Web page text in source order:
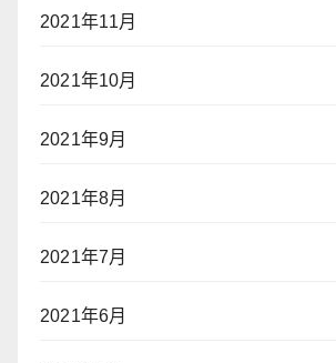
2021年11月
2021年10月
2021年9月
2021年8月
2021年7月
2021年6月